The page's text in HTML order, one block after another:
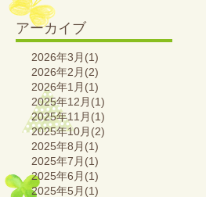
アーカイブ
2026年3月(1)
2026年2月(2)
2026年1月(1)
2025年12月(1)
2025年11月(1)
2025年10月(2)
2025年8月(1)
2025年7月(1)
2025年6月(1)
2025年5月(1)